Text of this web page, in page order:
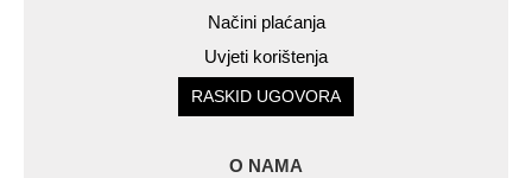
Načini plaćanja
Uvjeti korištenja
RASKID UGOVORA
O NAMA